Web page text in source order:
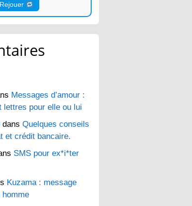
Rejouer
Messages d’amour :
lettres pour elle ou lui
dans Quelques conseils
et crédit bancaire.
SMS pour ex*i*ter
Kuzama : message
homme